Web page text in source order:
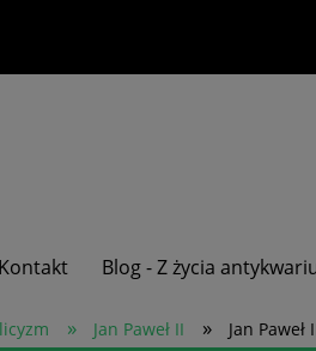
Kontakt Blog - Z życia
» Jan Paweł II » Jan